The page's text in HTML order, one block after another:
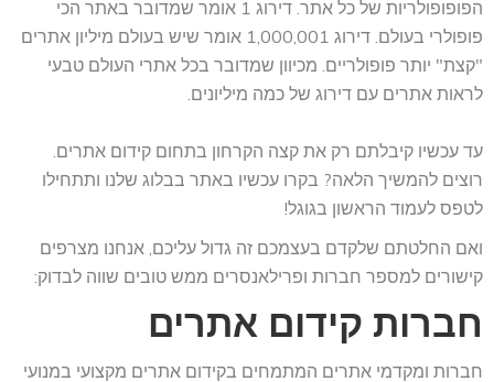
הפופופולריות של כל אתר. דירוג 1 אומר שמדובר באתר הכי
פופולרי בעולם. דירוג 1,000,001 אומר שיש בעולם מיליון אתרים
"קצת" יותר פופולריים. מכיוון שמדובר בכל אתרי העולם טבעי
לראות אתרים עם דירוג של כמה מיליונים.
עד עכשיו קיבלתם רק את קצה הקרחון בתחום קידום אתרים.
רוצים להמשיך הלאה? בקרו עכשיו באתר בבלוג שלנו ותתחילו
לטפס לעמוד הראשון בגוגל!
ואם החלטתם שלקדם בעצמכם זה גדול עליכם, אנחנו מצרפים
קישורים למספר חברות ופרילאנסרים ממש טובים שווה לבדוק:
חברות קידום אתרים
חברות ומקדמי אתרים המתמחים בקידום אתרים מקצועי במנועי